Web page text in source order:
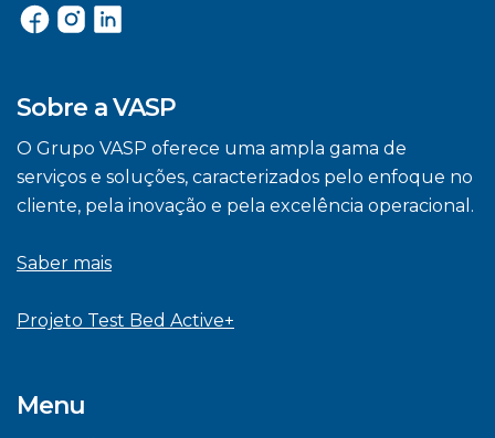
Sobre a VASP
O Grupo VASP oferece uma ampla gama de
serviços e soluções, caracterizados pelo enfoque no
cliente, pela inovação e pela excelência operacional.
Saber mais
Projeto Test Bed Active+
Menu